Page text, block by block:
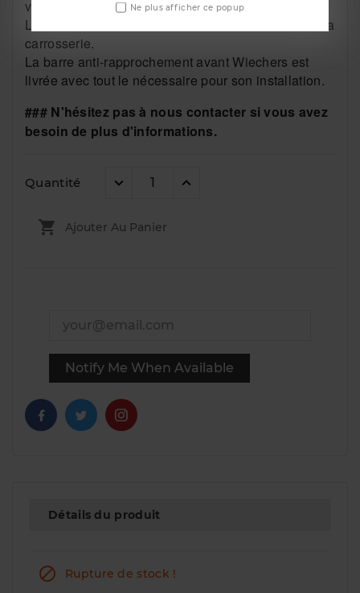
véhicule.
L'installation ne nécessite aucune modification de la
carrosserie.
La barre anti-rapprochement avant Wiechers est
livrée avec tout le nécessaire pour son installation.
### N'hésitez pas à nous contacter si vous avez
besoin de plus d'informations.
Quantité
 Ajouter Au Panier
Notify Me When Available
Détails du produit
 Rupture de stock !
Ne plus afficher ce popup